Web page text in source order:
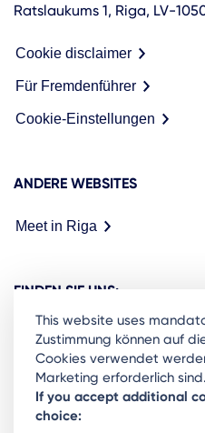
Ratslaukums 1, Riga, LV-
Cookie disclaimer
Für Fremdenführer
Cookie-Einstellungen
ANDERE WEBSITES
Meet in Riga
FINDEN SIE UNS:
Ready to stay in the
community? Subscribe
This website uses
Zustimmung können auf
Cookies verwendet
Marketing erforderlich sind.
If you accept additional
choice: